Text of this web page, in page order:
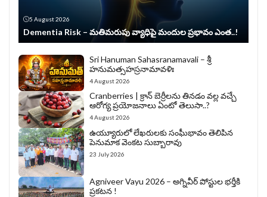
5 August 2026
Dementia Risk – మతిమరుపు వ్యాధిపై మందుల ప్రభావం ఎంత..!
Sri Hanuman Sahasranamavali – శ్రీ
హనుమత్సహస్రనామావళిః
4 August 2026
Cranberries | క్రాన్ బెర్రీల‌ను తిన‌డం వ‌ల్ల వచ్చే
ఆరోగ్య ప్రయోజనాలు ఏంటో తెలుసా..?
4 August 2026
ఉయ్యూరులో లేఖరులకు సంఘీభావం తెలిపిన
పెనుమాక వెంకట సుబ్బారావు
23 July 2026
Agniveer Vayu 2026 – అగ్నివీర్‌ పోస్టుల భర్తీకి
ప్రకటన !